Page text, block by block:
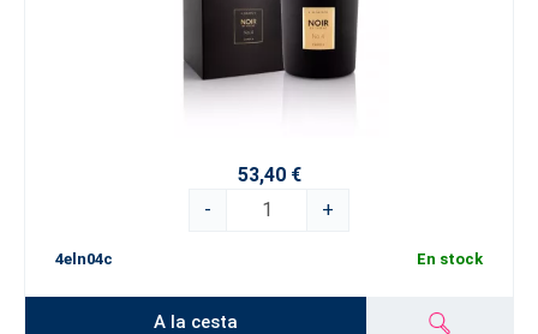
53,40 €
-
+
4eln04c En stock
A la cesta